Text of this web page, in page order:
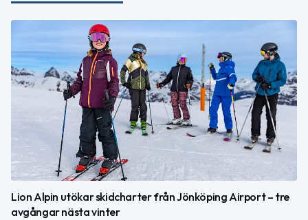
Lion Alpin utökar skidcharter från Jönköping Airport – tre
avgångar nästa vinter